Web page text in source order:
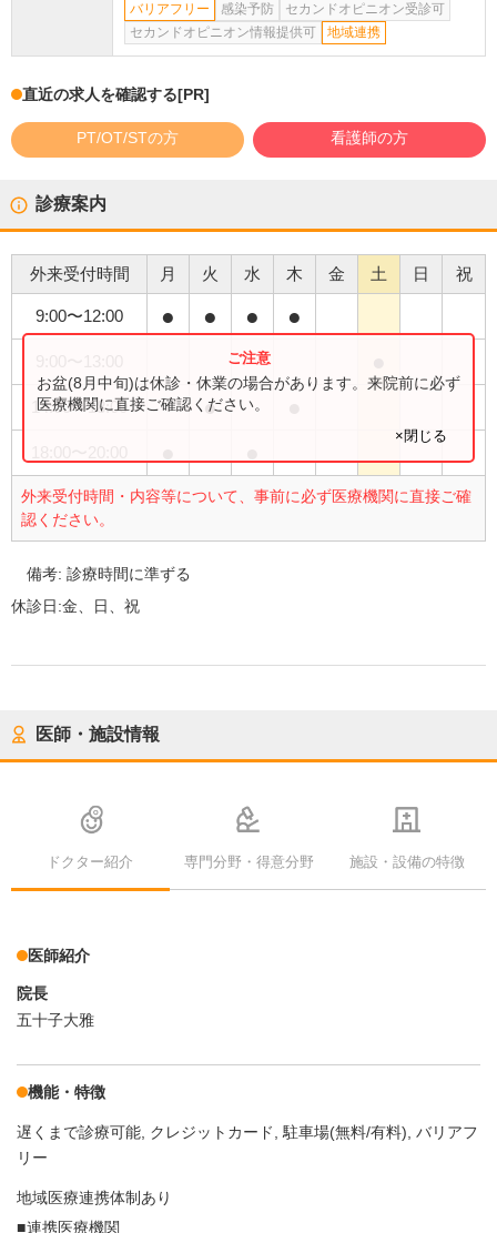
バリアフリー
感染予防
セカンドオピニオン受診可
セカンドオピニオン情報提供可
地域連携
直近の求人を確認する[PR]
PT/OT/STの方 看護師の方
診療案内
外来受付時間 月 火 水 木 金 土 日 祝
9:00〜12:00 ● ● ● ●
14:00〜18:00 ●
外来受付時間・内容等について、事前に必ず医療機関に直接ご確
認ください。
お盆(8月中旬)は休診・休業の場合があります。来院前に必ず
医療機関に直接ご確認ください。
×閉じる
備考:診療時間に準ずる
休診日:金、日、祝
医師・施設情報
ドクター紹介 専門分野・得意分野 施設・設備の特徴
医師紹介
院長
五十子大雅
機能・特徴
遅くまで診療可能 クレジットカード 駐車場(無料/有料) バリアフ
リー
地域医療連携体制あり
連携医療機関